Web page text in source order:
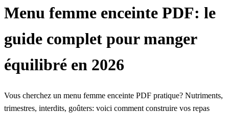
Menu femme enceinte PDF: le
guide complet pour manger
équilibré en 2026
Vous cherchez un menu femme enceinte PDF pratique? Nutriments,
trimestres, interdits, goûters: voici comment construire vos repas